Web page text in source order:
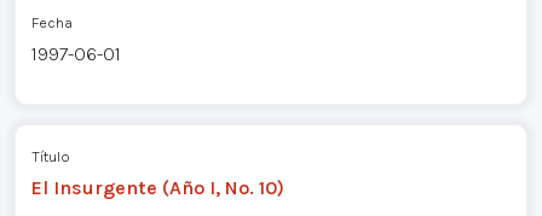
Fecha
1997-06-01
Título
El Insurgente (Año I, No. 10)